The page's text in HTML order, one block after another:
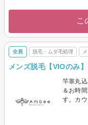
こ
全員 脱毛・ムダ毛処理
メンズ脱毛【VIOのみ
竿睾丸
＆お時
す。カ